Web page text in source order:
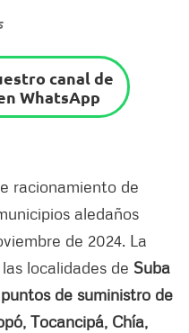
canal de
WhatsApp
racionamiento de
aledaños
de 2024. La
localidades de Suba
de suministro de
Tocancipá, Chía,